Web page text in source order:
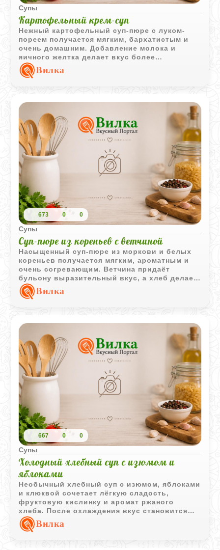
Супы
Картофельный крем-суп
Нежный картофельный суп-пюре с луком-
пореем получается мягким, бархатистым и
очень домашним. Добавление молока и
яичного желтка делает вкус более
сливочным и деликатным.
Вилка
673 0 0
Супы
Суп-пюре из кореньев с ветчиной
Насыщенный суп-пюре из моркови и белых
кореньев получается мягким, ароматным и
очень согревающим. Ветчина придаёт
бульону выразительный вкус, а хлеб делает
текстуру супа более бархатистой.
Вилка
667 0 0
Супы
Холодный хлебный суп с изюмом и
яблоками
Необычный хлебный суп с изюмом, яблоками
и клюквой сочетает лёгкую сладость,
фруктовую кислинку и аромат ржаного
хлеба. После охлаждения вкус становится
более насыщенным и гармоничным.
Вилка